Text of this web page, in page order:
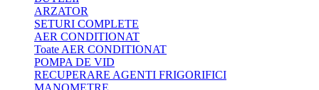
ARZATOR
SETURI COMPLETE
AER CONDITIONAT
Toate AER CONDITIONAT
POMPA DE VID
RECUPERARE AGENTI FRIGORIFICI
MANOMETRE